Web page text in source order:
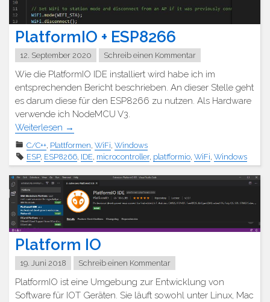
PlatformIO + ESP8266
12. September 2020 Schreib einen Kommentar
Wie die PlatformIO IDE installiert wird habe ich im
entsprechenden Bericht beschrieben. An dieser Stelle geht
es darum diese für den ESP8266 zu nutzen. Als Hardware
verwende ich NodeMCU V3.
Weiterlesen →
C/C++ Plattformen WiFi Windows
ESP, ESP8266 IDE microcontroller, platfformio WiFi Windows
Platform IO
19. Juni 2018 Schreib einen Kommentar
PlatformIO ist eine Umgebung zur Entwicklung von
Software für IOT Geräten. Sie läuft sowohl unter Linux, Mac